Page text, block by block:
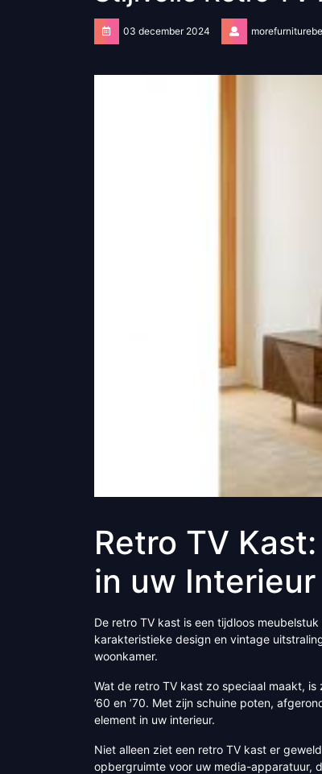
03 december 2024 morefurniturebe
Retro TV
in uw Interieur
De retro TV kast is een tijdloos
karakteristieke design en vintage
woonkamer.
Wat de retro TV kast zo speciaal maakt,
’60 en ’70. Met zijn schuine poten,
element in uw interieur.
Niet alleen ziet een retro TV kast er
opbergruimte voor uw media-apparatuur,